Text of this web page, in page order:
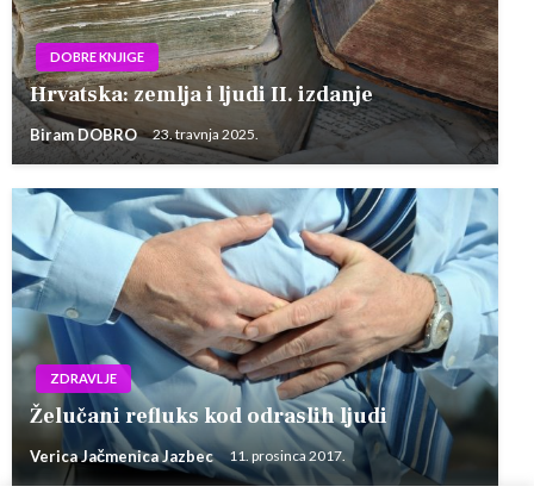
DOBRE KNJIGE
Hrvatska: zemlja i ljudi II. izdanje
Biram DOBRO 23. travnja 2025.
ZDRAVLJE
Želučani refluks kod odraslih ljudi
Verica Jačmenica Jazbec 11. prosinca 2017.